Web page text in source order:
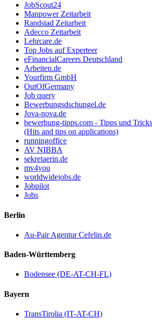
JobScout24
Manpower Zeitarbeit
Randstad Zeitarbeit
Adecco Zeitarbeit
Lehrcare.de
Top Jobs auf Experteer
eFinancialCareers Deutschland
Arbeiten.de
Yourfirm GmbH
OutOfGermany
Job query
Bewerbungsdschungel.de
Jova-nova.de
bewerbung-tipps.com - Tipps und
(Hits and tips on applications)
runningoffice
AV NIBBA
sekretaerin.de
mv4you
worldwidejobs.de
Jobpilot
Jobs
Berlin
Au-Pair Agentur Cefelin.de
Baden-Württemberg
Bodensee (DE-AT-CH-FL)
Bayern
TransTirolia (IT-AT-CH)